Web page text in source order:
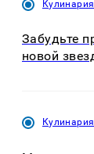
Кулинария
Забудьте
новой
Кулинария